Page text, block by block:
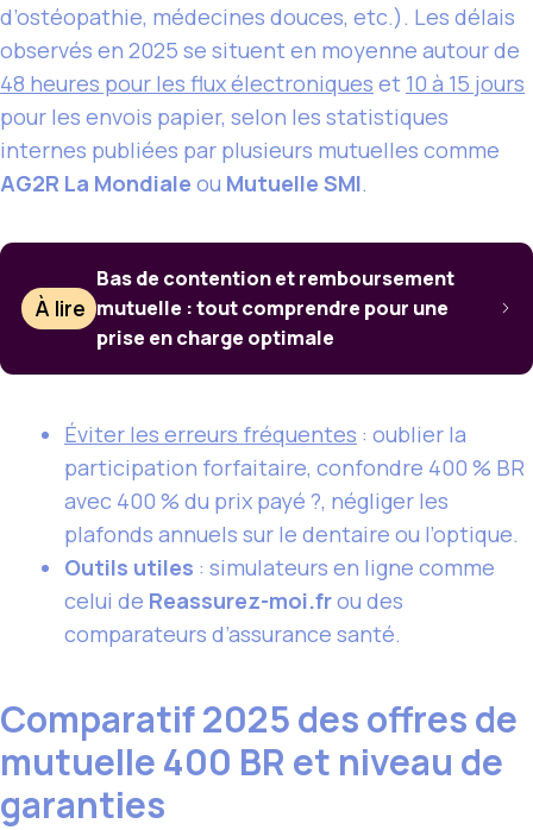
d’ostéopathie, médecines douces, etc.). Les délais
observés en 2025 se situent en moyenne autour de
48 heures pour les flux électroniques et 10 à 15 jours
pour les envois papier, selon les statistiques
internes publiées par plusieurs mutuelles comme
AG2R La Mondiale ou Mutuelle SMI.
À lire
Bas de contention et remboursement
mutuelle : tout comprendre pour une
prise en charge optimale
Éviter les erreurs fréquentes : oublier la
participation forfaitaire, confondre 400 % BR
avec 400 % du prix payé ?, négliger les
plafonds annuels sur le dentaire ou l’optique.
Outils utiles : simulateurs en ligne comme
celui de Reassurez-moi.frou des
comparateurs d’assurance santé.
Comparatif 2025 des offres de
mutuelle 400 BR et niveau de
garanties